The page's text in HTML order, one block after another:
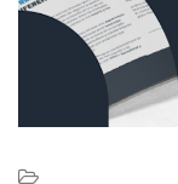
g
o